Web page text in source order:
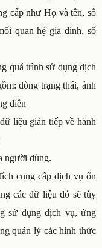
cấp như Họ và tên, số
quan hệ gia đình, số
quá trình sử dụng dịch
dòng trạng thái, ảnh
điền
liệu gián tiếp về hành
người dùng.
cung cấp dịch vụ ổn
các dữ liệu đó sẽ tùy
sử dụng dịch vụ, ứng
quản lý các hình thức